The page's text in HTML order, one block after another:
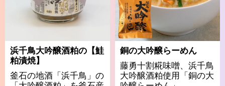
浜千鳥大吟醸酒粕の【鮭
粕漬焼】
釜石の地酒「浜千鳥」の
銅の大吟醸らーめん
藤勇十割糀味噌、浜千鳥
大吟醸酒粕使用「銅の大